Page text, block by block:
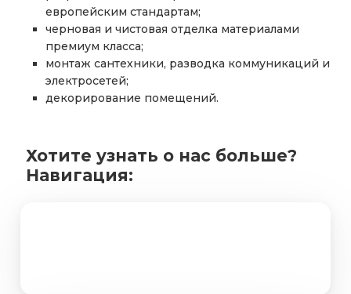
европейским стандартам;
черновая и чистовая отделка материалами
премиум класса;
монтаж сантехники, разводка коммуникаций и
электросетей;
декорирование помещений.
Хотите узнать о нас больше?
Навигация: